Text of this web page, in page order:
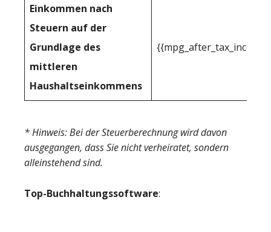
Einkommen nach
Steuern auf der
Grundlage des
mittleren
Haushaltseinkommens
* Hinweis: Bei der Steuerberechnung wird davon
ausgegangen, dass Sie nicht verheiratet, sondern
alleinstehend sind.
Top-Buchhaltungssoftware: